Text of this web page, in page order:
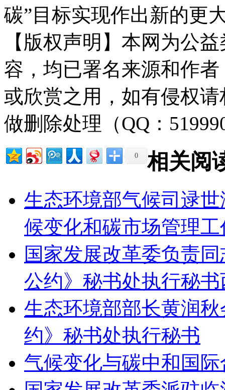
碳”目标实现作出新的更
【版权声明】本网为公
容，均已署名来源和作
或欣赏之用，如有侵权
做删除处理（QQ：
0 相关阅
生态环境部气候司逯
候变化和碳市场管理工
国家发展改革委负责
公约》秘书处执行秘书
生态环境部部长黄润
约》秘书处执行秘书
气候变化与碳中和国